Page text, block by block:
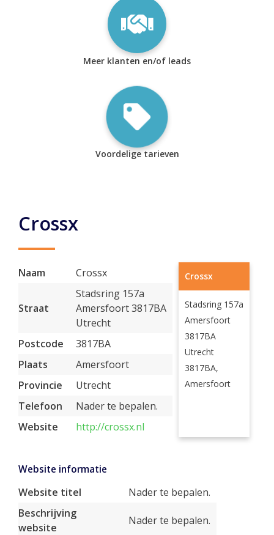
Meer klanten en/of leads
Voordelige tarieven
Crossx
Naam Crossx
Straat
Stadsring 157a
Amersfoort 3817BA
Utrecht
Postcode
3817BA
Plaats
Amersfoort
Provincie
Utrecht
Telefoon
Nader te bepalen.
Website
http://crossx.nl
Crossx
Stadsring 157a
Amersfoort
3817BA
Utrecht
3817BA,
Amersfoort
Website informatie
Website titel
Nader te bepalen.
Beschrijving
website
Nader te bepalen.